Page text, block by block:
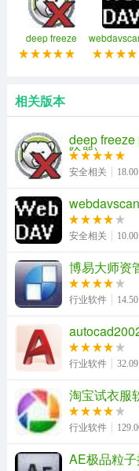
输入为您提供的注册码
deep freeze
password
端(web漏洞
相关版本
deep
除器)
安全相关
安全相关
博易大师资
行业软件
行业软件
淘宝试衣服
行业软件
AE极品粒